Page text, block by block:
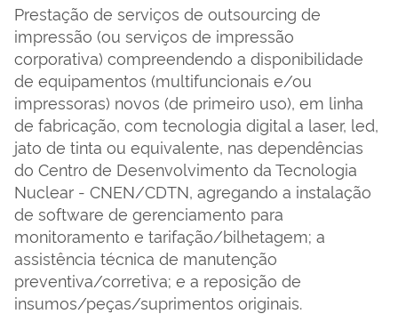
Prestação de serviços de outsourcing de
impressão (ou serviços de impressão
corporativa) compreendendo a disponibilidade
de equipamentos (multifuncionais e/ou
impressoras) novos (de primeiro uso), em linha
de fabricação, com tecnologia digital a laser, led,
jato de tinta ou equivalente, nas dependências
do Centro de Desenvolvimento da Tecnologia
Nuclear - CNEN/CDTN, agregando a instalação
de software de gerenciamento para
monitoramento e tarifação/bilhetagem; a
assistência técnica de manutenção
preventiva/corretiva; e a reposição de
insumos/peças/suprimentos originais.